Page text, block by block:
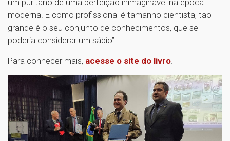
moderna. E como profissional é tamanho cientista, tão
grande é o seu conjunto de conhecimentos, que se
poderia considerar um sábio”.
Para conhecer mais, acesse o site do livro